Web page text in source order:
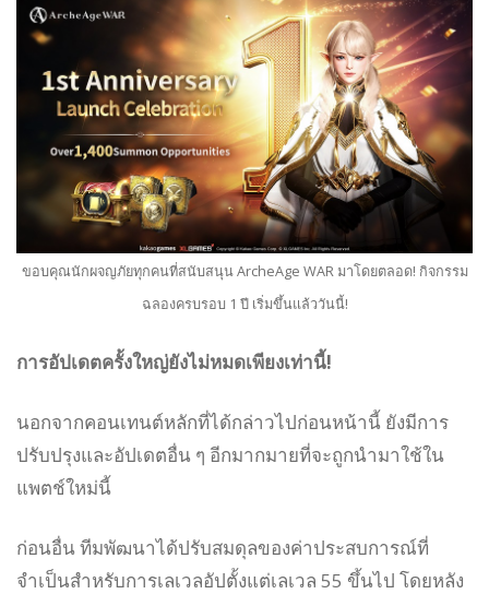
ขอบคุณนักผจญภัยทุกคนที่สนับสนุน ArcheAge WAR มาโดยตลอด! กิจกรรม
ฉลองครบรอบ 1 ปี เริ่มขึ้นแล้ววันนี้!
การอัปเดตครั้งใหญ่ยังไม่หมดเพียงเท่านี้!
นอกจากคอนเทนต์หลักที่ได้กล่าวไปก่อนหน้านี้ ยังมีการ
ปรับปรุงและอัปเดตอื่น ๆ อีกมากมายที่จะถูกนำมาใช้ใน
แพตช์ใหม่นี้
ก่อนอื่น ทีมพัฒนาได้ปรับสมดุลของค่าประสบการณ์ที่
จำเป็นสำหรับการเลเวลอัปตั้งแต่เลเวล 55 ขึ้นไป โดยหลัง